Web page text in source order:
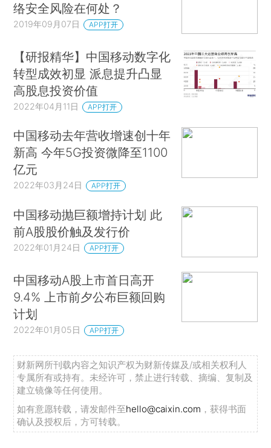
络安全风险在何处？
2019年09月07日 APP打开
【研报精华】中国移动数字化
转型成效初显 派息提升凸显
高股息投资价值
2022年04月11日 APP打开
中国移动去年营收增速创十年
新高 今年5G投资微降至1100
亿元
2022年03月24日 APP打开
中国移动抛巨额增持计划 此
前A股股价触及发行价
2022年01月24日 APP打开
中国移动A股上市首日高开
9.4% 上市前夕公布巨额回购
计划
2022年01月05日 APP打开
财新网所刊载内容之知识产权为财新传媒及/或相关权利人
专属所有或持有。未经许可，禁止进行转载、摘编、复制及
建立镜像等任何使用。
如有意愿转载，请发邮件至hello@caixin.com ，获得书面
确认及授权后，方可转载。